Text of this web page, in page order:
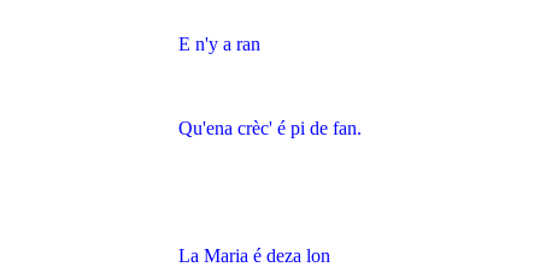
E n'y a ran
Qu'ena crèc' é pi de fan.
La Maria é deza lon